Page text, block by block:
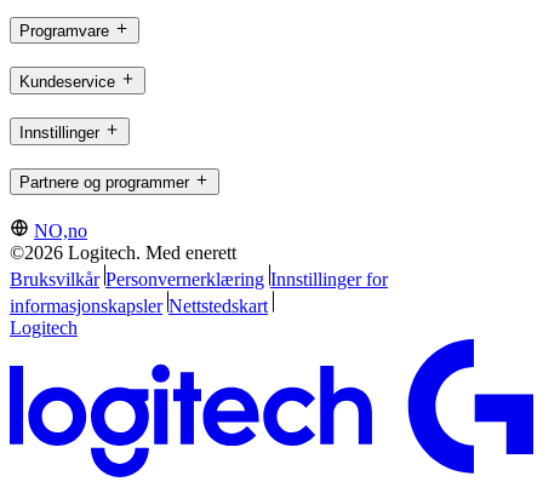
Programvare
Kundeservice
Innstillinger
Partnere og programmer
NO,no
©2026 Logitech. Med enerett
Bruksvilkår Personvernerklæring Innstillinger for
informasjonskapsler Nettstedskart
Logitech